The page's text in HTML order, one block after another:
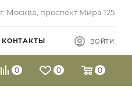
г. Москва, проспект Мира 125
КОНТАКТЫ ВОЙТИ
0 0 0